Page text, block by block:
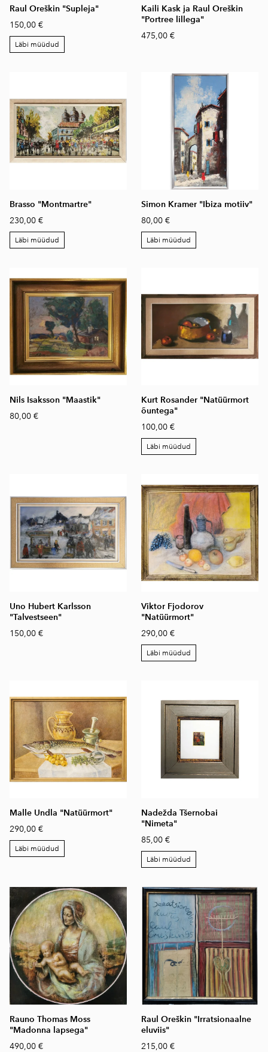
Raul Oreškin "Supleja"
150,00 €
Läbi müüdud
Kaili Kask ja Raul Oreškin
"Portree lillega"
475,00 €
Brasso "Montmartre"
230,00 €
Läbi müüdud
Simon Kramer "Ibiza motiiv"
80,00 €
Läbi müüdud
Nils Isaksson "Maastik"
80,00 €
Kurt Rosander "Natüürmort
õuntega"
100,00 €
Läbi müüdud
Uno Hubert Karlsson
"Talvestseen"
150,00 €
Viktor Fjodorov
"Natüürmort"
290,00 €
Läbi müüdud
Malle Undla "Natüürmort"
290,00 €
Läbi müüdud
Nadežda Tšernobai
"Nimeta"
85,00 €
Läbi müüdud
Rauno Thomas Moss
"Madonna lapsega"
490,00 €
Raul Oreškin "Irratsionaalne
eluviis"
215,00 €